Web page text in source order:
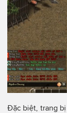
Đặc biệt, trang